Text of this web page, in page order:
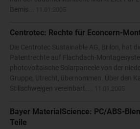
Bemis...
Centrotec: Rechte für Econcern-
Die Centrotec Sustainable AG, Brilon, hat
Patentrechte auf Flachdach-
photovoltaische Solarpaneele von der
Gruppe, Utrecht, übernommen. Über den
Stillschweigen vereinbart....
Bayer MaterialScience: PC/ABS-
Teile